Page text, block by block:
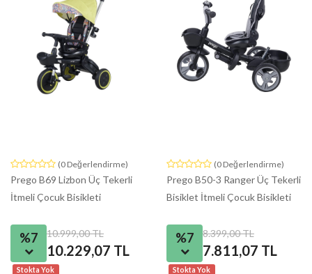
(0 Değerlendirme)
Prego B69 Lizbon Üç Tekerli
İtmeli Çocuk Bisikleti
%7 10.999,00 TL
10.229,07 TL
Stokta Yok
(0 Değerlendirme)
Prego B50-3 Ranger Üç Tekerli
Bisiklet İtmeli Çocuk Bisikleti
%7 8.399,00 TL
7.811,07 TL
Stokta Yok